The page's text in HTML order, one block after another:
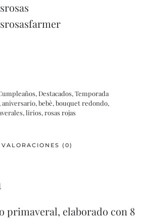
, Destacados, Temporada
aniversario, bebè, bouquet redondo,
, lirios, rosas rojas
VALORACIONES (0)
primaveral, elaborado con 8